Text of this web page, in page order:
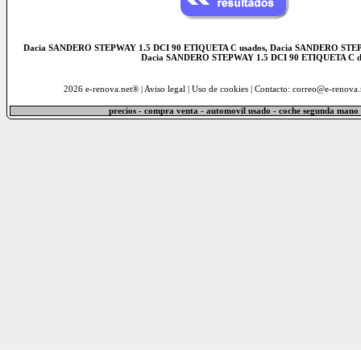
Dacia SANDERO STEPWAY 1.5 DCI 90 ETIQUETA C usados, Dacia SANDERO
Dacia SANDERO STEPWAY 1.5 DCI 90 ETIQUETA C
2026 e-renova.net® | Aviso legal Uso de cookies| Contacto: correo@e-
precios - compra venta - automovil usado - coche segunda mano